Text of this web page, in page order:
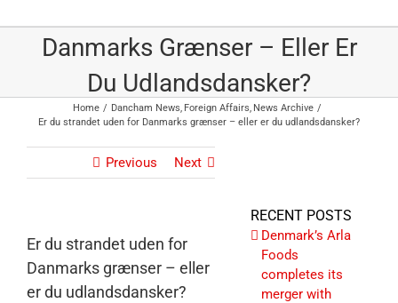
Danmarks Grænser – Eller Er
Du Udlandsdansker?
Home Dancham News Foreign Affairs News Archive
Er du strandet uden for Danmarks grænser – eller er du udlandsdansker?
Previous Next
Er du strandet uden for
Danmarks grænser – eller
er du udlandsdansker?
RECENT POSTS
Denmark’s Arla
Foods
completes its
merger with